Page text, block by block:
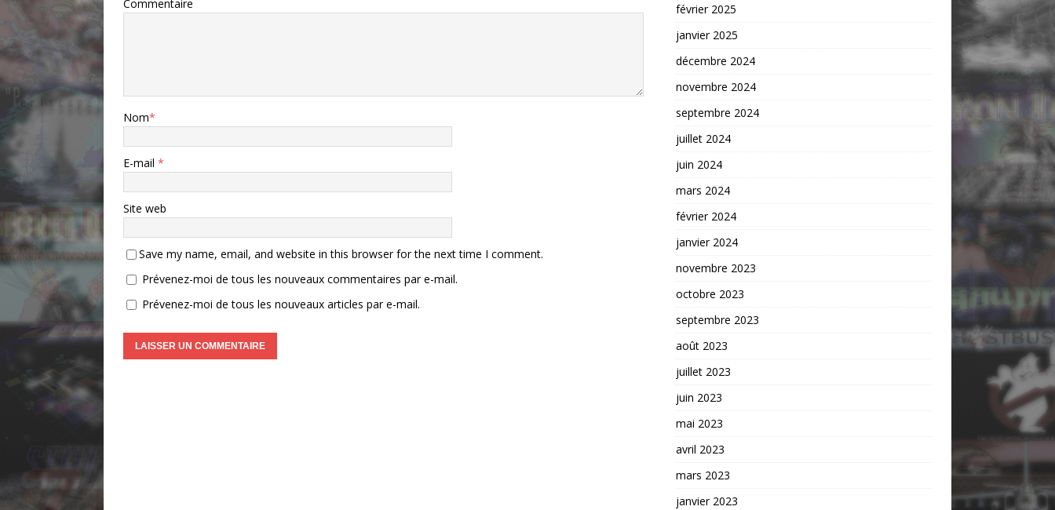
Commentaire
Nom*
E-mail *
Site web
Save my name, email, and website in this browser for the next time I comment.
Prévenez-moi de tous les nouveaux commentaires par e-mail.
Prévenez-moi de tous les nouveaux articles par e-mail.
février 2025
janvier 2025
décembre 2024
novembre 2024
septembre 2024
juillet 2024
juin 2024
mars 2024
février 2024
janvier 2024
novembre 2023
octobre 2023
septembre 2023
août 2023
juillet 2023
juin 2023
mai 2023
avril 2023
mars 2023
janvier 2023